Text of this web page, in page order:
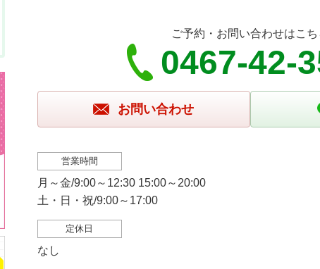
ご予約・お問い合わせはこ
0467-42-
お問い合わせ
営業時間
月～金/9:00～12:30 15:00～20:00
土・日・祝/9:00～17:00
定休日
なし